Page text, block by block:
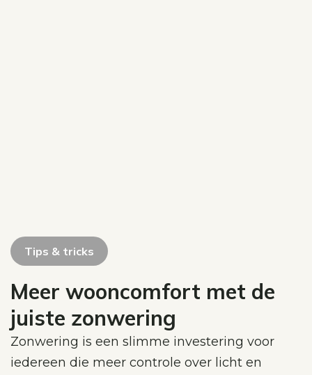
Tips & tricks
Meer wooncomfort met de
juiste zonwering
Zonwering is een slimme investering voor
iedereen die meer controle over licht en